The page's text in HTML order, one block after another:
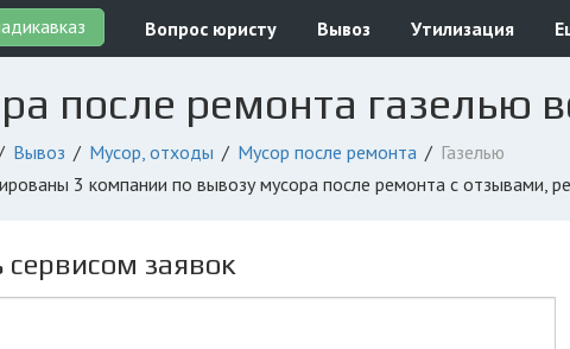
Вопрос юристу Вывоз Утилизация
после ремонта газелью
Вывоз Мусор, отходы Мусор после ремонта
Газелью
3 компании по вывозу мусора после ремонта с отзывами,
сервисом заявок